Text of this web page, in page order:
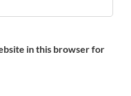
in this browser for